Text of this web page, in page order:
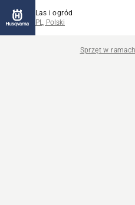
Las i ogród
PL, Polski
Sprzęt w